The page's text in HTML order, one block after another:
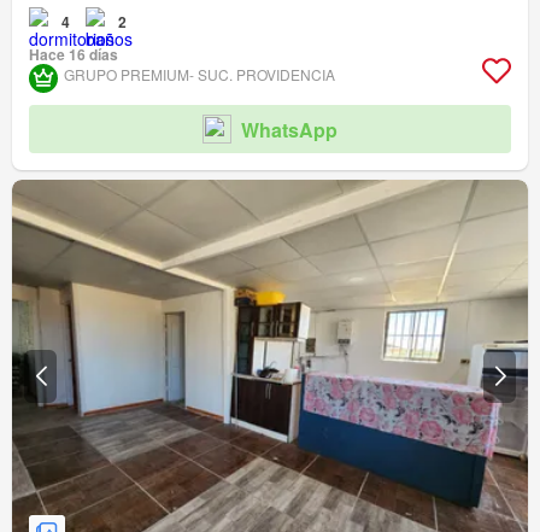
4
2
Hace 16 días
GRUPO PREMIUM- SUC. PROVIDENCIA
WhatsApp